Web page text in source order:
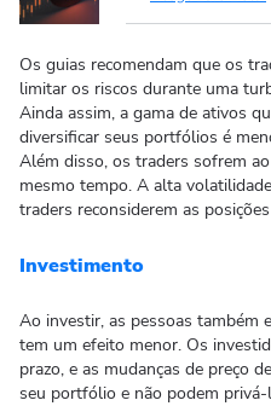
Os guias recomendam que os
limitar os riscos durante uma
Ainda assim, a gama de ativos
diversificar seus portfólios é
Além disso, os traders sofrem
mesmo tempo. A alta
traders reconsiderem as
Investimento
Ao investir, as pessoas também
tem um efeito menor. Os
prazo, e as mudanças de preço
seu portfólio e não podem